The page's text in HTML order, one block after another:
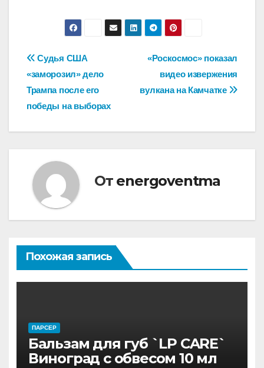
Навигация
по
записям
«Роскосмос» показал
видео извержения
вулкана на Камчатке
Судья США
«заморозил» дело
Трампа после его
победы на выборах
От energoventma
Похожая запись
ПАРСЕР
Бальзам для губ `LP CARE`
Виноград с обвесом 10 мл